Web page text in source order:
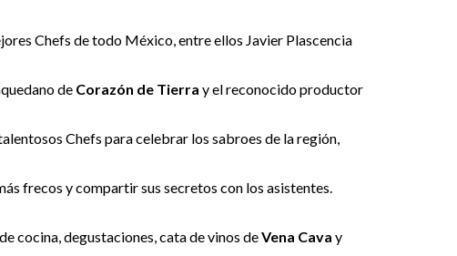
Chefs de todo México, entre ellos Javier Plascencia
de Corazón de Tierra y el reconocido productor
Chefs para celebrar los sabroes de la región,
frecos y compartir sus secretos con los asistentes.
cocina, degustaciones, cata de vinos deVena Cava y